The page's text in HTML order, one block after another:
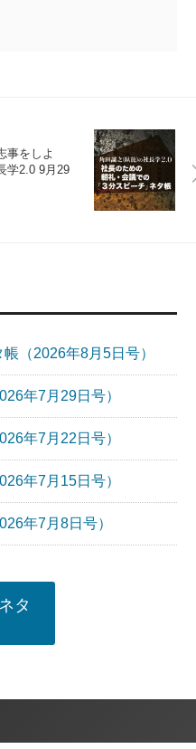
事をしよ
学2.0 9月29
（2026年8月5日号）
年7月29日号）
年7月22日号）
年7月15日号）
年7月8日号）
タ